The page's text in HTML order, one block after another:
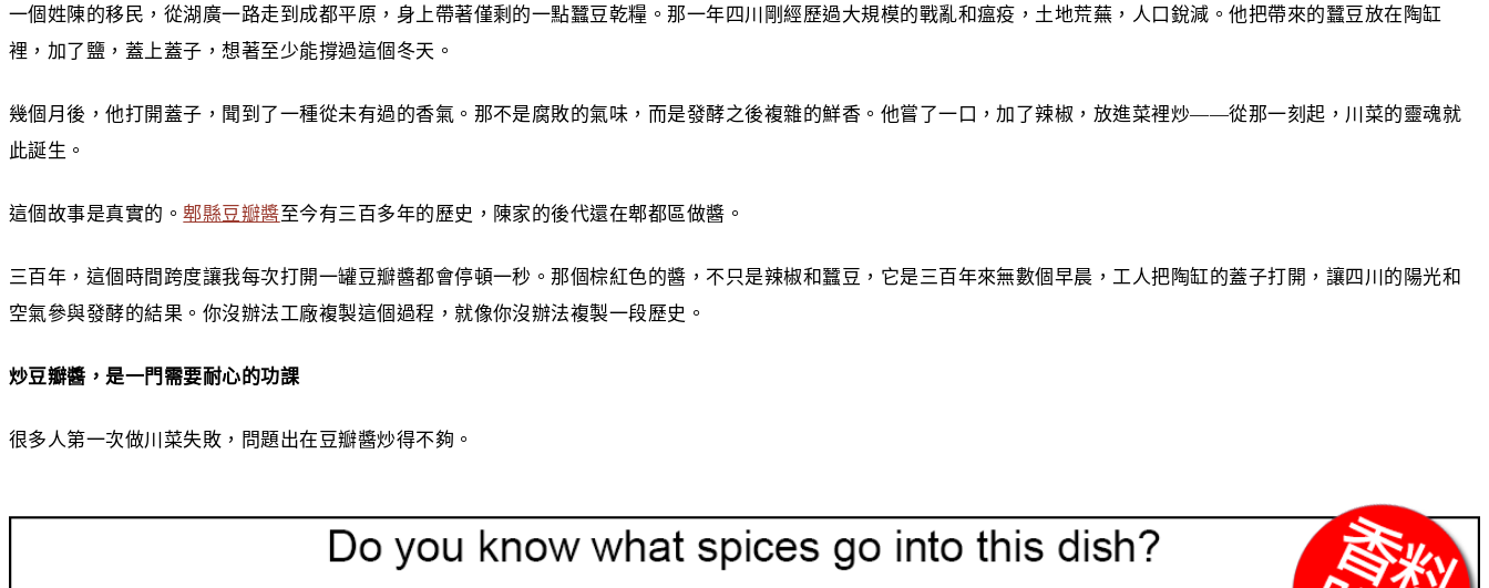
一個姓陳的移民，從湖廣一路走到成都平原，身上帶著僅剩的一點蠶豆乾糧。那一年四川剛經歷過大規模的戰亂和瘟疫，土地荒蕪，人口銳減。他把帶來的蠶豆放在陶缸
裡，加了鹽，蓋上蓋子，想著至少能撐過這個冬天。
幾個月後，他打開蓋子，聞到了一種從未有過的香氣。那不是腐敗的氣味，而是發酵之後複雜的鮮香。他嘗了一口，加了辣椒，放進菜裡炒——從那一刻起，川菜的靈魂就
此誕生。
這個故事是真實的。郫縣豆瓣醬至今有三百多年的歷史，陳家的後代還在郫都區做醬。
三百年，這個時間跨度讓我每次打開一罐豆瓣醬都會停頓一秒。那個棕紅色的醬，不只是辣椒和蠶豆，它是三百年來無數個早晨，工人把陶缸的蓋子打開，讓四川的陽光和
空氣參與發酵的結果。你沒辦法工廠複製這個過程，就像你沒辦法複製一段歷史。
炒豆瓣醬，是一門需要耐心的功課
很多人第一次做川菜失敗，問題出在豆瓣醬炒得不夠。